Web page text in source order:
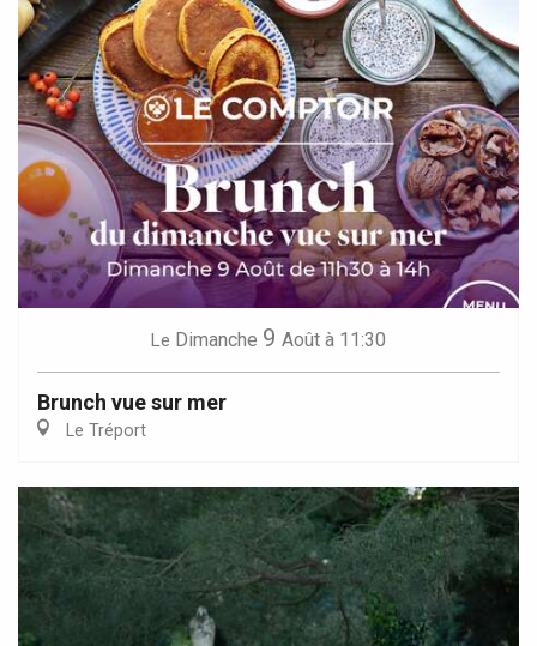
Le Dimanche 9 Août à 11:30
Brunch vue sur mer
Le Tréport